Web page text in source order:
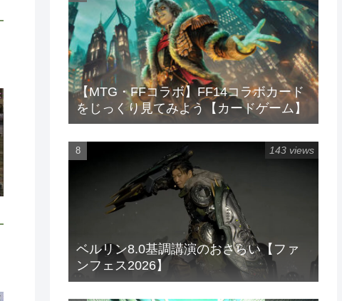
【MTG・FFコラボ】FF14コラボカード
をじっくり見てみよう【カードゲーム】
ベルリン8.0基調講演のおさらい【ファ
ンフェス2026】
143 views